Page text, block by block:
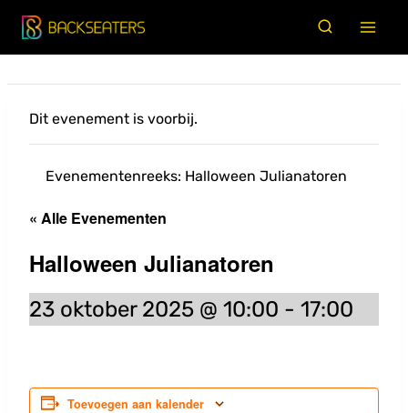
Doorgaan
naar
Dit evenement is voorbij.
Evenementenreeks: Halloween Julianatoren
« Alle Evenementen
Halloween Julianatoren
23 oktober 2025 @ 10:00 - 17:00
Toevoegen aan kalender